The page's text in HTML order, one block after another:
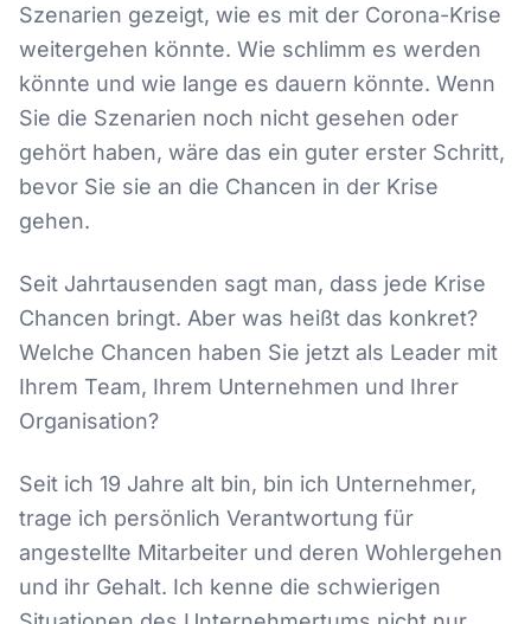
Szenarien gezeigt, wie es mit der Corona-Krise
weitergehen könnte. Wie schlimm es werden
könnte und wie lange es dauern könnte. Wenn
Sie die Szenarien noch nicht gesehen oder
gehört haben, wäre das ein guter erster Schritt,
bevor Sie sie an die Chancen in der Krise
gehen.
Seit Jahrtausenden sagt man, dass jede Krise
Chancen bringt. Aber was heißt das konkret?
Welche Chancen haben Sie jetzt als Leader mit
Ihrem Team, Ihrem Unternehmen und Ihrer
Organisation?
Seit ich 19 Jahre alt bin, bin ich Unternehmer,
trage ich persönlich Verantwortung für
angestellte Mitarbeiter und deren Wohlergehen
und ihr Gehalt. Ich kenne die schwierigen